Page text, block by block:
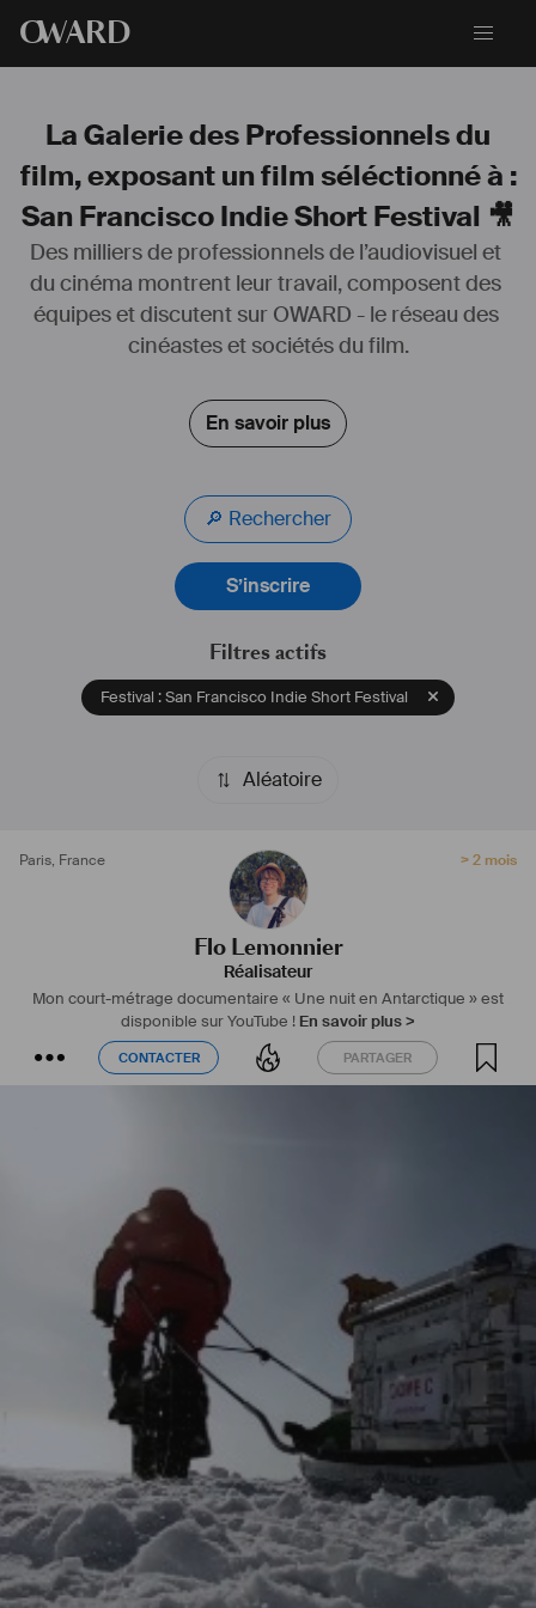
OWARD
La Galerie des Professionnels du
film, exposant un film séléctionné à :
San Francisco Indie Short Festival 🎥
Des milliers de professionnels de l’audiovisuel et
du cinéma montrent leur travail, composent des
équipes et discutent sur OWARD - le réseau des
cinéastes et sociétés du film.
En savoir plus
🔎 Rechercher
S’inscrire
Filtres actifs
Festival : San Francisco Indie Short Festival
Aléatoire
Paris, France > 2 mois
Flo Lemonnier
Réalisateur
Mon court-métrage documentaire « Une nuit en Antarctique » est
disponible sur YouTube ! En savoir plus >
Planétologue & docteur spécialisé en #climats polaires, musicien,
passionné par les #documentaires et réalisateur-monteur pour une
association engagée dans la protection de l’#environnement
Je vous propose mes services en tant que réalisateur
m#onteur pour concrétiser l’ensemble de vos projets.
CONTACTER PARTAGER
CONTACTER PARTAGER